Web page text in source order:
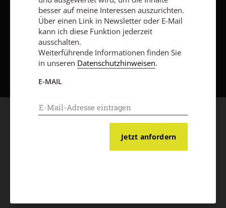
Nach oben
besser auf meine Interessen auszurichten.
Über einen Link in Newsletter oder E-Mail
kann ich diese Funktion jederzeit
ausschalten.
Weiterführende Informationen finden Sie
in unseren Datenschutzhinweisen.
E-MAIL
Jetzt anfordern